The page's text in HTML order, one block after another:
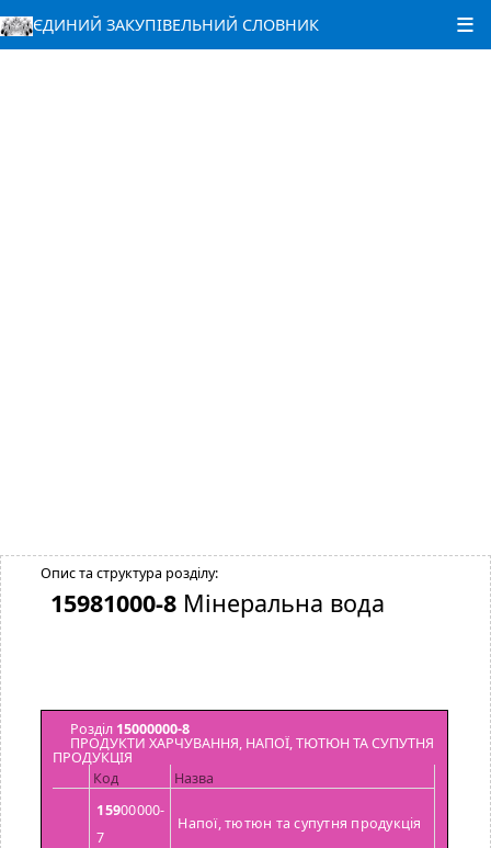
ЄДИНИЙ ЗАКУПІВЕЛЬНИЙ СЛОВНИК
Опис та структура розділу:
15981000-8 Мінеральна вода
Розділ 15000000-8
ПРОДУКТИ ХАРЧУВАННЯ, НАПОЇ, ТЮТЮН ТА СУПУТНЯ
ПРОДУКЦІЯ
Код
Назва
15900000-
7
Напої, тютюн та супутня продукція